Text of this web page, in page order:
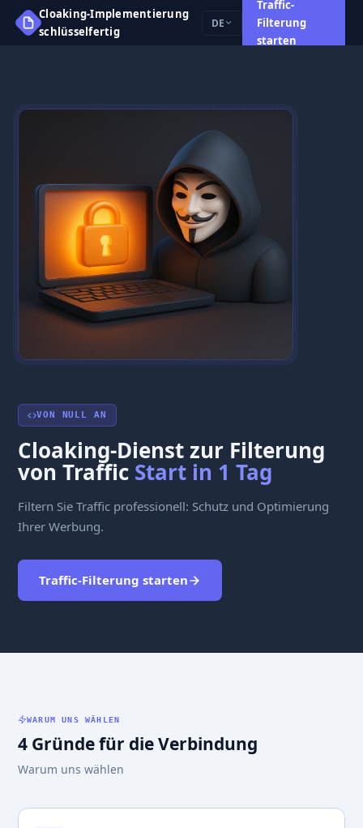
Cloaking-Implementierung
schlüsselfertig
DE
Traffic-
Filterung
starten
VON NULL AN
Cloaking-Dienst zur Filterung
von Traffic Start in 1 Tag
Filtern Sie Traffic professionell: Schutz und Optimierung
Ihrer Werbung.
Traffic-Filterung starten
WARUM UNS WÄHLEN
4 Gründe für die Verbindung
Warum uns wählen